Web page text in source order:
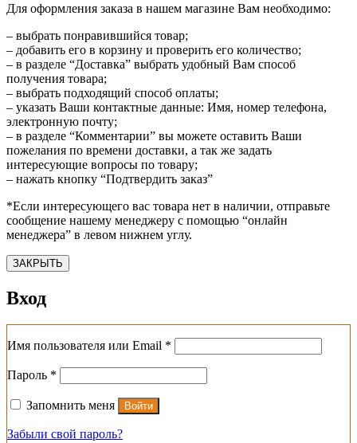
Для оформления заказа в нашем магазине Вам необходимо:
– выбрать понравившийся товар;
– добавить его в корзину и проверить его количество;
– в разделе “Доставка” выбрать удобный Вам способ
получения товара;
– выбрать подходящий способ оплаты;
– указать Ваши контактные данные: Имя, номер телефона,
электронную почту;
– в разделе “Комментарии” вы можете оставить Ваши
пожелания по времени доставки, а так же задать
интересующие вопросы по товару;
– нажать кнопку “Подтвердить заказ”
*Если интересующего вас товара нет в наличии, отправьте
сообщение нашему менеджеру с помощью “онлайн
менеджера” в левом нижнем углу.
ЗАКРЫТЬ
Вход
Имя пользователя или Email *
Пароль *
Запомнить меня Войти
Забыли свой пароль?